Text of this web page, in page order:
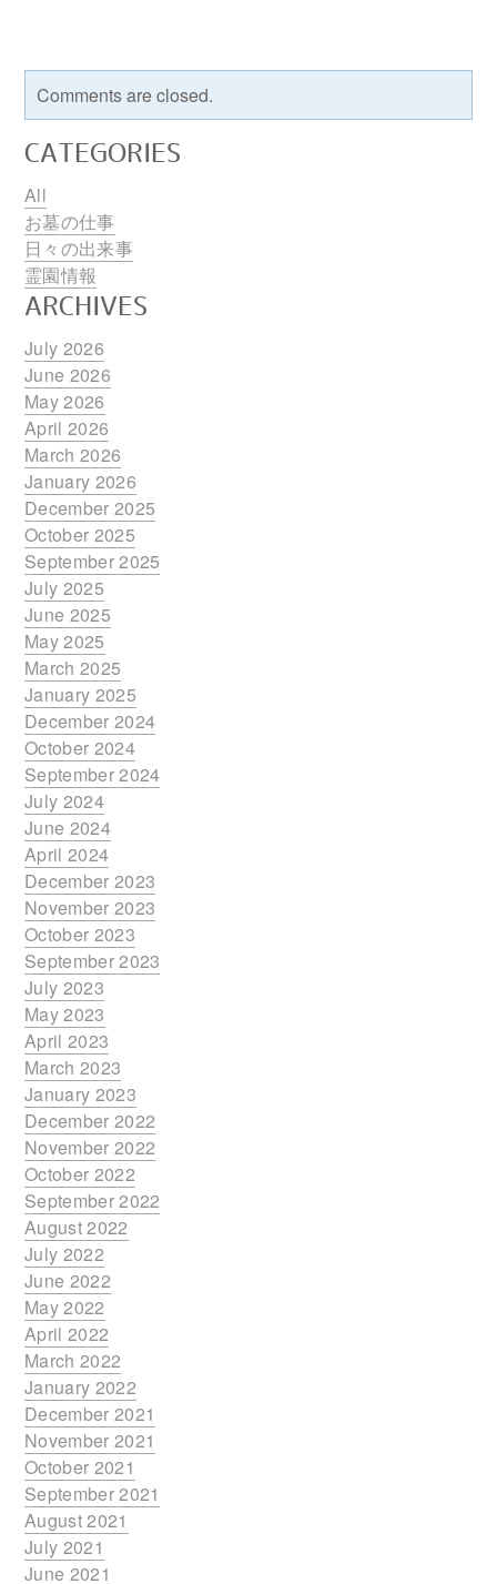
Comments are closed.
CATEGORIES
All
お墓の仕事
日々の出来事
霊園情報
ARCHIVES
July 2026
June 2026
May 2026
April 2026
March 2026
January 2026
December 2025
October 2025
September 2025
July 2025
June 2025
May 2025
March 2025
January 2025
December 2024
October 2024
September 2024
July 2024
June 2024
April 2024
December 2023
November 2023
October 2023
September 2023
July 2023
May 2023
April 2023
March 2023
January 2023
December 2022
November 2022
October 2022
September 2022
August 2022
July 2022
June 2022
May 2022
April 2022
March 2022
January 2022
December 2021
November 2021
October 2021
September 2021
August 2021
July 2021
June 2021